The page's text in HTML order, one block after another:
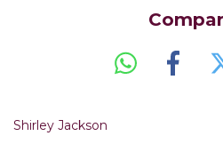
Shirley Jackson